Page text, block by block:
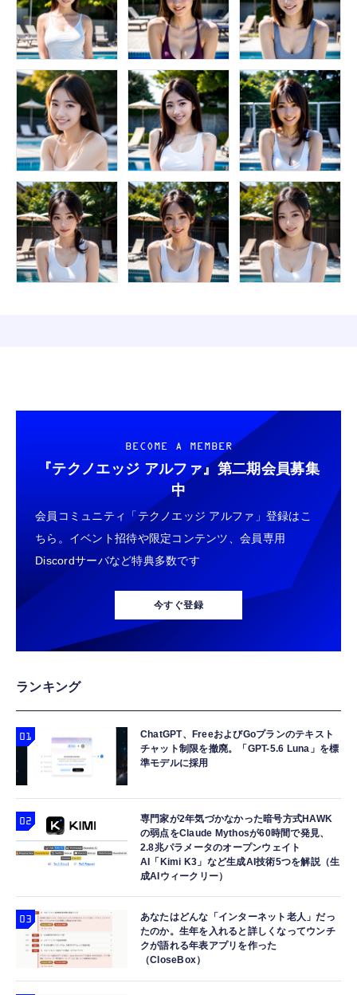
BECOME A MEMBER
『テクノエッジ アルファ』 第二期会員募集
中
会員コミュニティ「テクノエッジ アルファ」登録はこ
ちら。イベント招待や限定コンテンツ、会員専用
Discordサーバなど特典多数です
今すぐ登録
ランキング
ChatGPT、FreeおよびGoプランのテキスト
チャット制限を撤廃。「GPT-5.6 Luna」を標
準モデルに採用
専門家が2年気づかなかった暗号方式HAWK
の弱点をClaude Mythosが60時間で発見、
2.8兆パラメータのオープンウェイト
AI「Kimi K3」など生成AI技術5つを解説（生
成AIウィークリー）
あなたはどんな「インターネット老人」だっ
たのか。生年を入れると詳しくなってウンチ
クが語れる年表アプリを作った
（CloseBox）